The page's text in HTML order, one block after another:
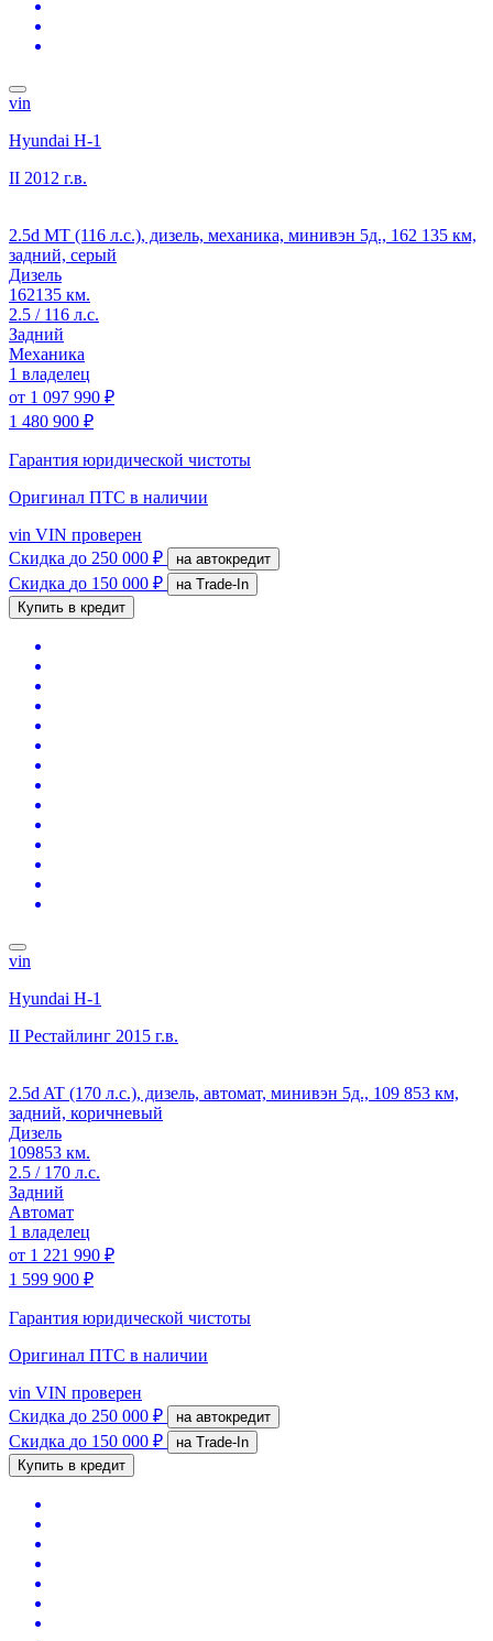
vin
Hyundai H-1
II 2012 г.в.
2.5d MT (116 л.с.), дизель, механика, минивэн 5д., 162 135 км,
задний, серый
Дизель
162135 км.
2.5 / 116 л.с.
Задний
Механика
1 владелец
от 1 097 990 ₽
1 480 900 ₽
Гарантия юридической чистоты
Оригинал ПТС в наличии
vin VIN проверен
Скидка до 250 000 ₽ на автокредит
Скидка до 150 000 ₽
на Trade-In
Купить в кредит
vin
Hyundai H-1
II Рестайлинг 2015 г.в.
2.5d AT (170 л.с.), дизель, автомат, минивэн 5д., 109 853 км,
задний, коричневый
Дизель
109853 км.
2.5 / 170 л.с.
Задний
Автомат
1 владелец
от 1 221 990 ₽
1 599 900 ₽
Гарантия юридической чистоты
Оригинал ПТС в наличии
vin VIN проверен
Скидка до 250 000 ₽ на автокредит
Скидка до 150 000 ₽
на Trade-In
Купить в кредит